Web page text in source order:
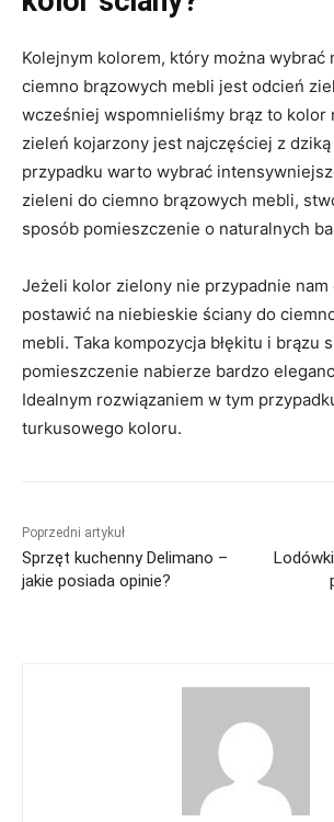
Kolejnym kolorem, który można wybrać
ciemno brązowych mebli jest odcień
wcześniej wspomnieliśmy brąz to kolor
zieleń kojarzony jest najczęściej z dziką
przypadku warto wybrać
zieleni do ciemno brązowych mebli,
sposób pomieszczenie o naturalnych
Jeżeli kolor zielony nie przypadnie
postawić na niebieskie ściany do
mebli. Taka kompozycja błękitu i brązu
pomieszczenie nabierze bardzo
Idealnym rozwiązaniem w tym
turkusowego koloru.
Poprzedni artykuł
Sprzęt kuchenny Delimano –
jakie posiada opinie?